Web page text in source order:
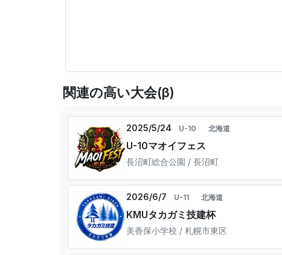
関連の高い大会(β)
2025/5/24 U-10 北海道
U-10マオイフェス
長沼町総合公園 / 長沼町
2026/6/7 U-11 北海道
KMUタカガミ技建杯
美香保小学校 / 札幌市東区